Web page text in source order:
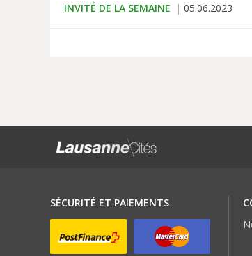
INVITÉ DE LA SEMAINE 05.06.2023
SÉCURITÉ ET PAIEMENTS